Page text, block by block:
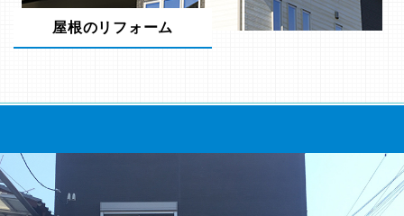
屋根のリフォーム